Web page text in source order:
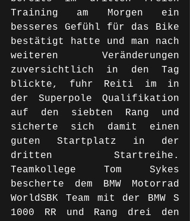
Training am Morgen ein
besseres Gefühl für das Bike
bestätigt hatte und man nach
weiteren Veränderungen
zuversichtlich in den Tag
blickte, fuhr Reiti im in
der Superpole Qualifikation
auf den siebten Rang und
sicherte sich damit einen
guten Startplatz in der
dritten Startreihe.
Teamkollege Tom Sykes
bescherte dem BMW Motorrad
WorldSBK Team mit der BMW S
1000 RR und Rang drei den